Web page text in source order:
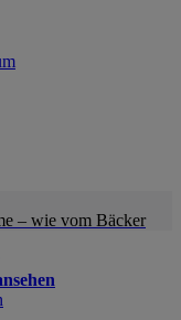
– wie vom Bäcker